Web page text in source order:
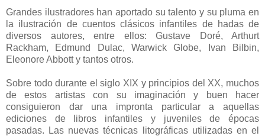
Grandes ilustradores han aportado su talento y su pluma en
la ilustración de cuentos clásicos infantiles de hadas de
diversos autores, entre ellos: Gustave Doré, Arthurt
Rackham, Edmund Dulac, Warwick Globe, Ivan Bilbin,
Eleonore Abbott y tantos otros.
Sobre todo durante el siglo XIX y principios del XX, muchos
de estos artistas con su imaginación y buen hacer
consiguieron dar una impronta particular a aquellas
ediciones de libros infantiles y juveniles de épocas
pasadas. Las nuevas técnicas litográficas utilizadas en el